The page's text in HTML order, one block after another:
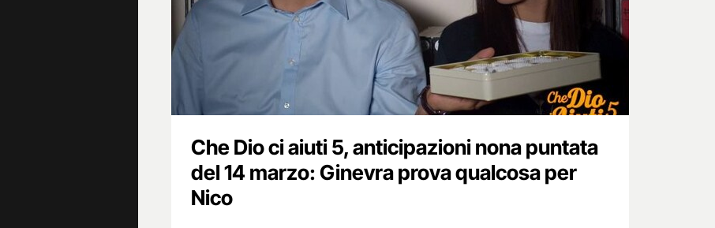
Che Dio ci aiuti 5, anticipazioni nona puntata
del 14 marzo: Ginevra prova qualcosa per
Nico